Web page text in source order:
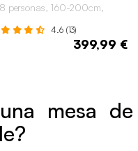
personas, 160-200cm,
4.6 (13)
399,99 €
mesa de